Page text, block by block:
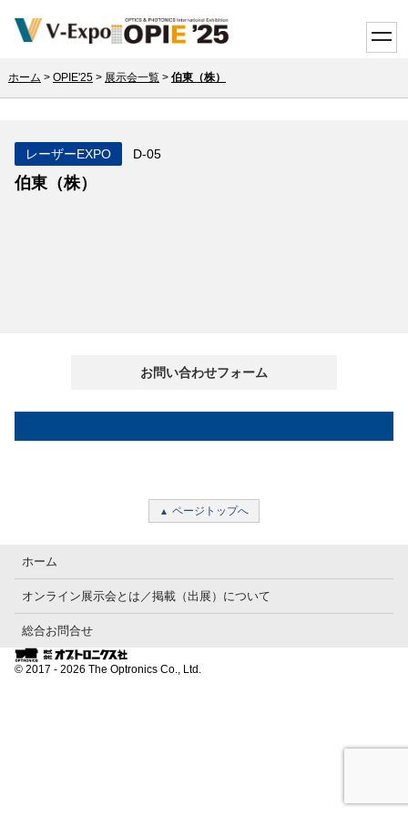
ホーム > OPIE'25> 展示会一覧> 伯東（株）
レーザーEXPO D-05
伯東（株）
お問い合わせフォーム
ページトップへ
ホーム
オンライン展示会とは／掲載（出展）について
総合お問合せ
© 2017 - 2026 The Optronics Co., Ltd.